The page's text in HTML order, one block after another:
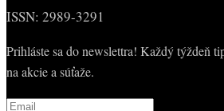
ISSN: 2989-3291
Prihláste sa do newslettra! Každý týždeň
na akcie a súťaže.